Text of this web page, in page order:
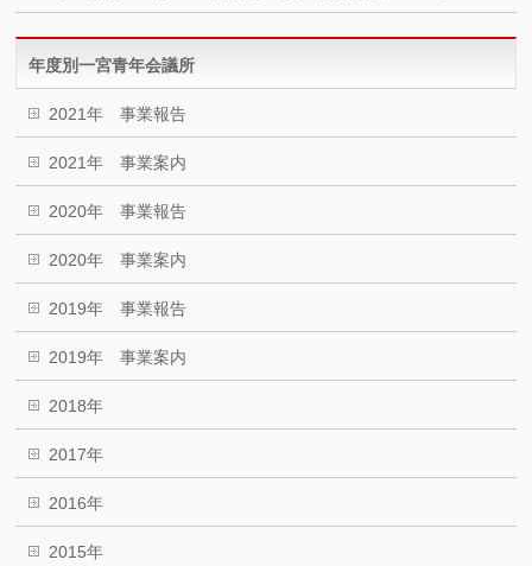
年度別一宮青年会議所
2021年 事業報告
2021年 事業案内
2020年 事業報告
2020年 事業案内
2019年 事業報告
2019年 事業案内
2018年
2017年
2016年
2015年